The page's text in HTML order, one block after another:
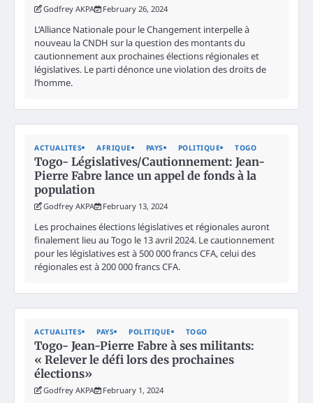
Godfrey AKPA February 26, 2024
L’Alliance Nationale pour le Changement interpelle à
nouveau la CNDH sur la question des montants du
cautionnement aux prochaines élections régionales et
législatives. Le parti dénonce une violation des droits de
l’homme.
ACTUALITES AFRIQUE PAYS POLITIQUE TOGO
Togo- Législatives/Cautionnement: Jean-
Pierre Fabre lance un appel de fonds à la
population
Godfrey AKPA February 13, 2024
Les prochaines élections législatives et régionales auront
finalement lieu au Togo le 13 avril 2024. Le cautionnement
pour les législatives est à 500 000 francs CFA, celui des
régionales est à 200 000 francs CFA.
ACTUALITES PAYS POLITIQUE TOGO
Togo- Jean-Pierre Fabre à ses militants:
« Relever le défi lors des prochaines
élections»
Godfrey AKPA February 1, 2024